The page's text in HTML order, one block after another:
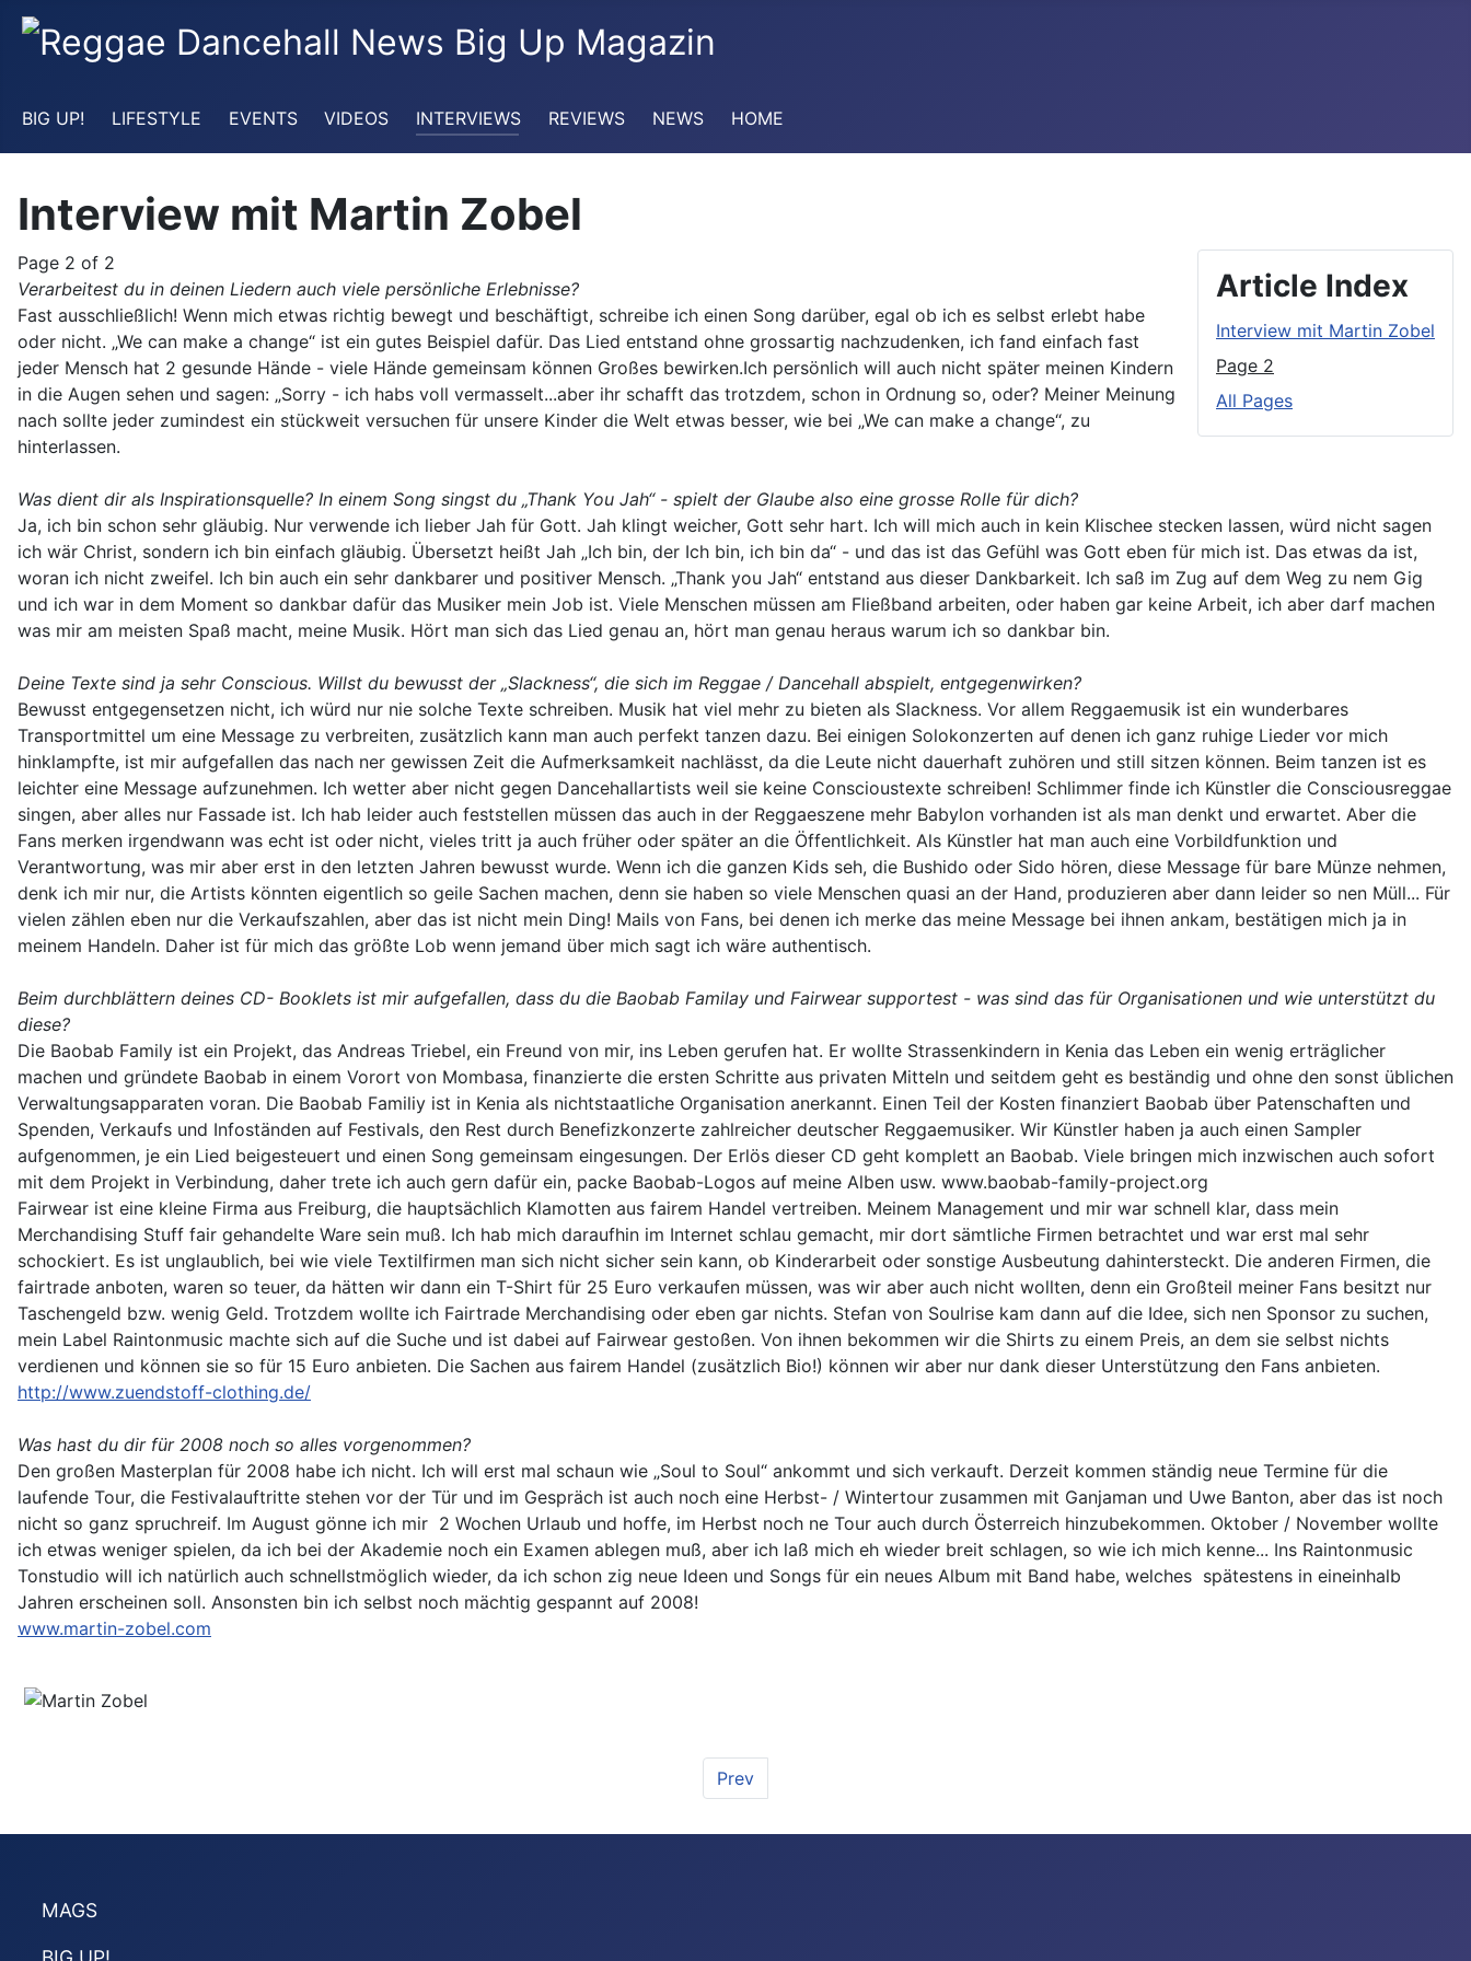
BIG UP! LIFESTYLE EVENTS VIDEOS INTERVIEWS REVIEWS NEWS HOME
Interview mit Martin Zobel
Article Index
Interview mit Martin Zobel
Page 2
All Pages
Page 2 of 2
Verarbeitest du in deinen Liedern auch viele persönliche Erlebnisse?
Fast ausschließlich! Wenn mich etwas richtig bewegt und beschäftigt, schreibe ich einen Song darüber, egal ob ich es selbst erlebt habe
oder nicht. „We can make a change“ ist ein gutes Beispiel dafür. Das Lied entstand ohne grossartig nachzudenken, ich fand einfach fast
jeder Mensch hat 2 gesunde Hände - viele Hände gemeinsam können Großes bewirken.Ich persönlich will auch nicht später meinen Kindern
in die Augen sehen und sagen: „Sorry - ich habs voll vermasselt...aber ihr schafft das trotzdem, schon in Ordnung so, oder? Meiner Meinung
nach sollte jeder zumindest ein stückweit versuchen für unsere Kinder die Welt etwas besser, wie bei „We can make a change“, zu
hinterlassen.
Was dient dir als Inspirationsquelle? In einem Song singst du „Thank You Jah“ - spielt der Glaube also eine grosse Rolle für dich?
Ja, ich bin schon sehr gläubig. Nur verwende ich lieber Jah für Gott. Jah klingt weicher, Gott sehr hart. Ich will mich auch in kein Klischee stecken lassen, würd nicht sagen
ich wär Christ, sondern ich bin einfach gläubig. Übersetzt heißt Jah „Ich bin, der Ich bin, ich bin da“ - und das ist das Gefühl was Gott eben für mich ist. Das etwas da ist,
woran ich nicht zweifel. Ich bin auch ein sehr dankbarer und positiver Mensch. „Thank you Jah“ entstand aus dieser Dankbarkeit. Ich saß im Zug auf dem Weg zu nem Gig
und ich war in dem Moment so dankbar dafür das Musiker mein Job ist. Viele Menschen müssen am Fließband arbeiten, oder haben gar keine Arbeit, ich aber darf machen
was mir am meisten Spaß macht, meine Musik. Hört man sich das Lied genau an, hört man genau heraus warum ich so dankbar bin.
Deine Texte sind ja sehr Conscious. Willst du bewusst der „Slackness“, die sich im Reggae / Dancehall abspielt, entgegenwirken?
Bewusst entgegensetzen nicht, ich würd nur nie solche Texte schreiben. Musik hat viel mehr zu bieten als Slackness. Vor allem Reggaemusik ist ein wunderbares
Transportmittel um eine Message zu verbreiten, zusätzlich kann man auch perfekt tanzen dazu. Bei einigen Solokonzerten auf denen ich ganz ruhige Lieder vor mich
hinklampfte, ist mir aufgefallen das nach ner gewissen Zeit die Aufmerksamkeit nachlässt, da die Leute nicht dauerhaft zuhören und still sitzen können. Beim tanzen ist es
leichter eine Message aufzunehmen. Ich wetter aber nicht gegen Dancehallartists weil sie keine Conscioustexte schreiben! Schlimmer finde ich Künstler die Consciousreggae
singen, aber alles nur Fassade ist. Ich hab leider auch feststellen müssen das auch in der Reggaeszene mehr Babylon vorhanden ist als man denkt und erwartet. Aber die
Fans merken irgendwann was echt ist oder nicht, vieles tritt ja auch früher oder später an die Öffentlichkeit. Als Künstler hat man auch eine Vorbildfunktion und
Verantwortung, was mir aber erst in den letzten Jahren bewusst wurde. Wenn ich die ganzen Kids seh, die Bushido oder Sido hören, diese Message für bare Münze nehmen,
denk ich mir nur, die Artists könnten eigentlich so geile Sachen machen, denn sie haben so viele Menschen quasi an der Hand, produzieren aber dann leider so nen Müll... Für
vielen zählen eben nur die Verkaufszahlen, aber das ist nicht mein Ding! Mails von Fans, bei denen ich merke das meine Message bei ihnen ankam, bestätigen mich ja in
meinem Handeln. Daher ist für mich das größte Lob wenn jemand über mich sagt ich wäre authentisch.
Beim durchblättern deines CD- Booklets ist mir aufgefallen, dass du die Baobab Familay und Fairwear supportest - was sind das für Organisationen und wie unterstützt du
diese?
Die Baobab Family ist ein Projekt, das Andreas Triebel, ein Freund von mir, ins Leben gerufen hat. Er wollte Strassenkindern in Kenia das Leben ein wenig erträglicher
machen und gründete Baobab in einem Vorort von Mombasa, finanzierte die ersten Schritte aus privaten Mitteln und seitdem geht es beständig und ohne den sonst üblichen
Verwaltungsapparaten voran. Die Baobab Familiy ist in Kenia als nichtstaatliche Organisation anerkannt. Einen Teil der Kosten finanziert Baobab über Patenschaften und
Spenden, Verkaufs und Infoständen auf Festivals, den Rest durch Benefizkonzerte zahlreicher deutscher Reggaemusiker. Wir Künstler haben ja auch einen Sampler
aufgenommen, je ein Lied beigesteuert und einen Song gemeinsam eingesungen. Der Erlös dieser CD geht komplett an Baobab. Viele bringen mich inzwischen auch sofort
mit dem Projekt in Verbindung, daher trete ich auch gern dafür ein, packe Baobab-Logos auf meine Alben usw. www.baobab-family-project.org
Fairwear ist eine kleine Firma aus Freiburg, die hauptsächlich Klamotten aus fairem Handel vertreiben. Meinem Management und mir war schnell klar, dass mein
Merchandising Stuff fair gehandelte Ware sein muß. Ich hab mich daraufhin im Internet schlau gemacht, mir dort sämtliche Firmen betrachtet und war erst mal sehr
schockiert. Es ist unglaublich, bei wie viele Textilfirmen man sich nicht sicher sein kann, ob Kinderarbeit oder sonstige Ausbeutung dahintersteckt. Die anderen Firmen, die
fairtrade anboten, waren so teuer, da hätten wir dann ein T-Shirt für 25 Euro verkaufen müssen, was wir aber auch nicht wollten, denn ein Großteil meiner Fans besitzt nur
Taschengeld bzw. wenig Geld. Trotzdem wollte ich Fairtrade Merchandising oder eben gar nichts. Stefan von Soulrise kam dann auf die Idee, sich nen Sponsor zu suchen,
mein Label Raintonmusic machte sich auf die Suche und ist dabei auf Fairwear gestoßen. Von ihnen bekommen wir die Shirts zu einem Preis, an dem sie selbst nichts
verdienen und können sie so für 15 Euro anbieten. Die Sachen aus fairem Handel (zusätzlich Bio!) können wir aber nur dank dieser Unterstützung den Fans anbieten.
http://www.zuendstoff-clothing.de/
Was hast du dir für 2008 noch so alles vorgenommen?
Den großen Masterplan für 2008 habe ich nicht. Ich will erst mal schaun wie „Soul to Soul“ ankommt und sich verkauft. Derzeit kommen ständig neue Termine für die
laufende Tour, die Festivalauftritte stehen vor der Tür und im Gespräch ist auch noch eine Herbst- / Wintertour zusammen mit Ganjaman und Uwe Banton, aber das ist noch
nicht so ganz spruchreif. Im August gönne ich mir 2 Wochen Urlaub und hoffe, im Herbst noch ne Tour auch durch Österreich hinzubekommen. Oktober / November wollte
ich etwas weniger spielen, da ich bei der Akademie noch ein Examen ablegen muß, aber ich laß mich eh wieder breit schlagen, so wie ich mich kenne... Ins Raintonmusic
Tonstudio will ich natürlich auch schnellstmöglich wieder, da ich schon zig neue Ideen und Songs für ein neues Album mit Band habe, welches spätestens in eineinhalb
Jahren erscheinen soll. Ansonsten bin ich selbst noch mächtig gespannt auf 2008!
www.martin-zobel.com
Prev
MAGS